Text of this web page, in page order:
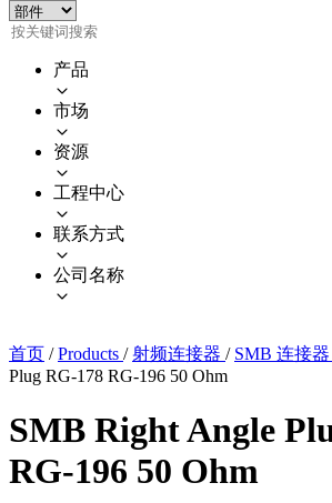
产品
市场
资源
工程中心
联系方式
公司名称
首页 / Products / 射频连接器 / SMB 连接器
Plug RG-178 RG-196 50 Ohm
SMB Right Angle
RG-196 50 Ohm